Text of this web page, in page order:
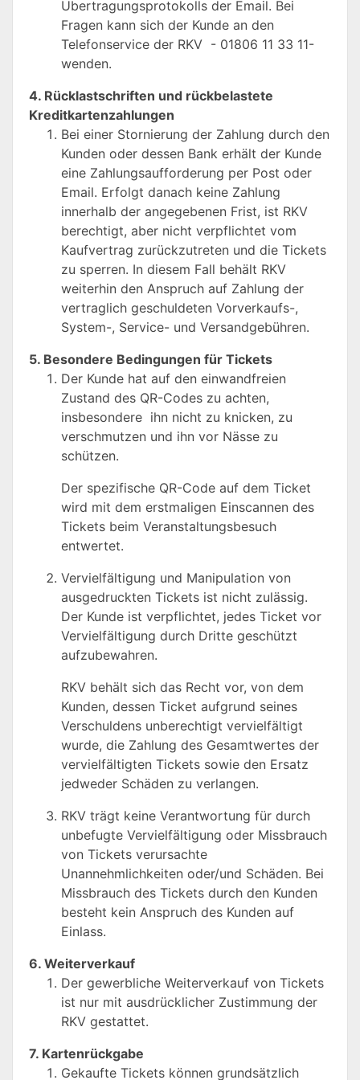
Übertragungsprotokolls der Email. Bei
Fragen kann sich der Kunde an den
Telefonservice der RKV - 01806 11 33 11-
wenden.
4. Rücklastschriften und rückbelastete
Kreditkartenzahlungen
Bei einer Stornierung der Zahlung durch den
Kunden oder dessen Bank erhält der Kunde
eine Zahlungsaufforderung per Post oder
Email. Erfolgt danach keine Zahlung
innerhalb der angegebenen Frist, ist RKV
berechtigt, aber nicht verpflichtet vom
Kaufvertrag zurückzutreten und die Tickets
zu sperren. In diesem Fall behält RKV
weiterhin den Anspruch auf Zahlung der
vertraglich geschuldeten Vorverkaufs-,
System-, Service- und Versandgebühren.
5. Besondere Bedingungen für Tickets
Der Kunde hat auf den einwandfreien
Zustand des QR-Codes zu achten,
insbesondere ihn nicht zu knicken, zu
verschmutzen und ihn vor Nässe zu
schützen.
Der spezifische QR-Code auf dem Ticket
wird mit dem erstmaligen Einscannen des
Tickets beim Veranstaltungsbesuch
entwertet.
Vervielfältigung und Manipulation von
ausgedruckten Tickets ist nicht zulässig.
Der Kunde ist verpflichtet, jedes Ticket vor
Vervielfältigung durch Dritte geschützt
aufzubewahren.
RKV behält sich das Recht vor, von dem
Kunden, dessen Ticket aufgrund seines
Verschuldens unberechtigt vervielfältigt
wurde, die Zahlung des Gesamtwertes der
vervielfältigten Tickets sowie den Ersatz
jedweder Schäden zu verlangen.
RKV trägt keine Verantwortung für durch
unbefugte Vervielfältigung oder Missbrauch
von Tickets verursachte
Unannehmlichkeiten oder/und Schäden. Bei
Missbrauch des Tickets durch den Kunden
besteht kein Anspruch des Kunden auf
Einlass.
6. Weiterverkauf
Der gewerbliche Weiterverkauf von Tickets
ist nur mit ausdrücklicher Zustimmung der
RKV gestattet.
7. Kartenrückgabe
Gekaufte Tickets können grundsätzlich